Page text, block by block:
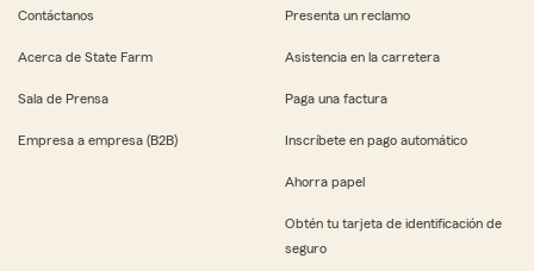
Contáctanos
Acerca de State Farm
Sala de Prensa
Empresa a empresa (B2B)
Presenta un reclamo
Asistencia en la carretera
Paga una factura
Inscríbete en pago automático
Ahorra papel
Obtén tu tarjeta de identificación de
seguro